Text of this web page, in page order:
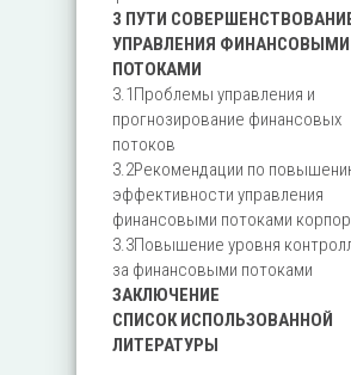
3 ПУТИ
УПРАВЛЕНИЯ ФИНАНСОВЫМИ
ПОТОКАМИ
3.1Проблемы управления и
прогнозирование финансовых
потоков
3.2Рекомендации по
эффективности управления
финансовыми потоками
3.3Повышение уровня
за финансовыми потоками
ЗАКЛЮЧЕНИЕ
СПИСОК ИСПОЛЬЗОВАННОЙ
ЛИТЕРАТУРЫ